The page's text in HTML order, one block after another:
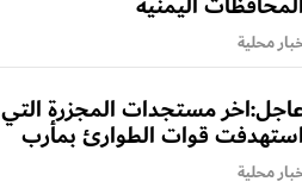
محلية
مستجدات المجزرة التي
استهدفت قوات الطوارئ بمأرب
محلية